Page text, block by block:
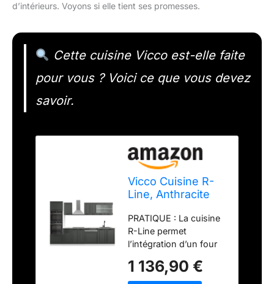
d’intérieurs. Voyons si elle tient ses promesses.
Cette cuisine Vicco est-elle faite
pour vous ? Voici ce que vous devez
savoir.
Vicco Cuisine R-
Line, Anthracite
300cm
PRATIQUE : La cuisine
R-Line permet
l’intégration d’un four
dans une colonne
1 136,90 €